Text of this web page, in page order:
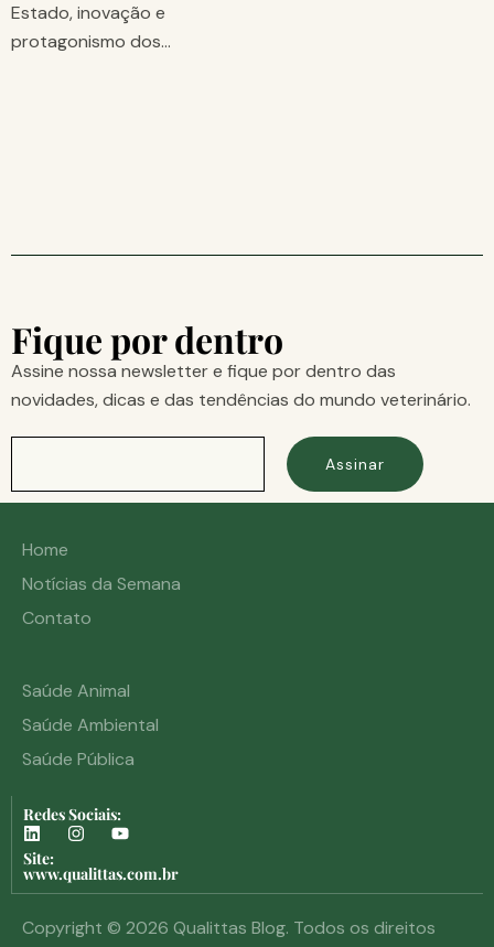
Estado, inovação e
protagonismo dos…
Fique por dentro
Assine nossa newsletter e fique por dentro das
novidades, dicas e das tendências do mundo veterinário.
Assinar
Home
Notícias da Semana
Contato
Saúde Animal
Saúde Ambiental
Saúde Pública
Redes Sociais:
Site:
www.qualittas.com.br
Copyright © 2026 Qualittas Blog. Todos os direitos